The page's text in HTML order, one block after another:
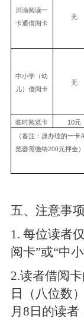
川渝阅读一
卡通借阅卡
无
中小学（幼
儿）借阅卡
无
临时阅览卡 10元
（备注：原办理的一
览器需缴纳200元押金）
五、注意事项
1 . 每位读者
阅卡”或“中
2.读者借阅
日（八位数
月8日的读